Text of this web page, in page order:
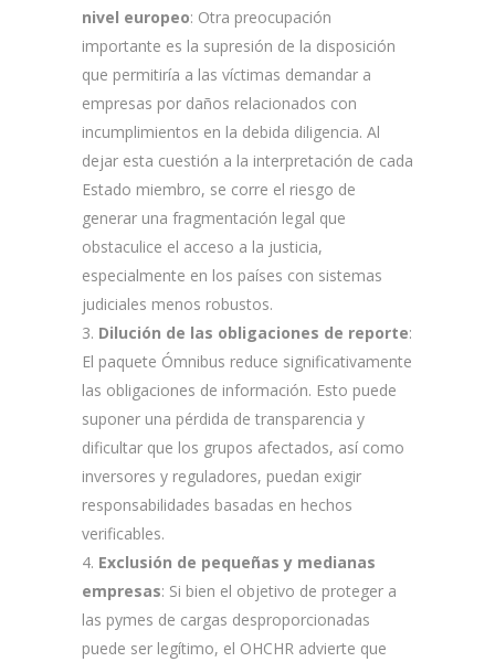
nivel europeo: Otra preocupación
importante es la supresión de la disposición
que permitiría a las víctimas demandar a
empresas por daños relacionados con
incumplimientos en la debida diligencia. Al
dejar esta cuestión a la interpretación de cada
Estado miembro, se corre el riesgo de
generar una fragmentación legal que
obstaculice el acceso a la justicia,
especialmente en los países con sistemas
judiciales menos robustos.
Dilución de las obligaciones de reporte:
El paquete Ómnibus reduce significativamente
las obligaciones de información. Esto puede
suponer una pérdida de transparencia y
dificultar que los grupos afectados, así como
inversores y reguladores, puedan exigir
responsabilidades basadas en hechos
verificables.
Exclusión de pequeñas y medianas
empresas: Si bien el objetivo de proteger a
las pymes de cargas desproporcionadas
puede ser legítimo, el OHCHR advierte que